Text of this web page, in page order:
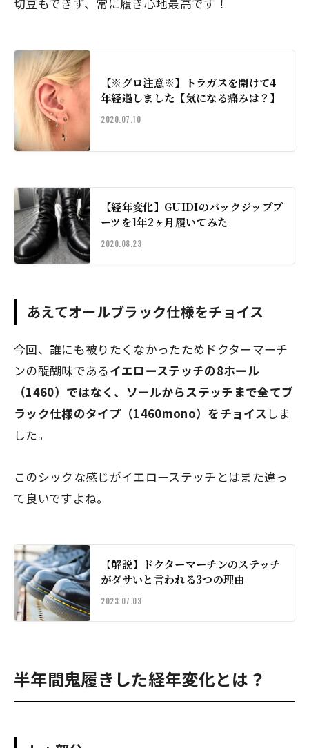
切豆もできず、 常に履き心地最高です！
【※グロ注意※】トラガスを開けて4
年経過しました【気になる痛みは？】
2020.07.10
【経年変化】GUIDIのバックジップブ
ーツを1年2ヶ月履いてみた
2020.08.23
あえてオールブラック仕様をチョイス
今回、誰にも被りたくなかったためドクターマーチ
ンの醍醐味であるイエローステッチの8ホール
（1460） ではなく、ソールからステッチまで全てブ
ラック仕様のタイプ（1460mono）をチョイス しま
した。
このシックな感じがイエローステッチとはまた違っ
て良いですよね。
【解説】ドクターマーチンのステッチ
がダサいと言われる3つの理由
2023.07.03
半年間鬼履きした経年変化とは？